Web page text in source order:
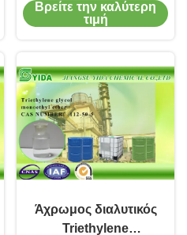
Odorless CAS αριθμός
Βρείτε την καλύτερη
τιμή
Άχρωμος διαλυτικός
Triethylene